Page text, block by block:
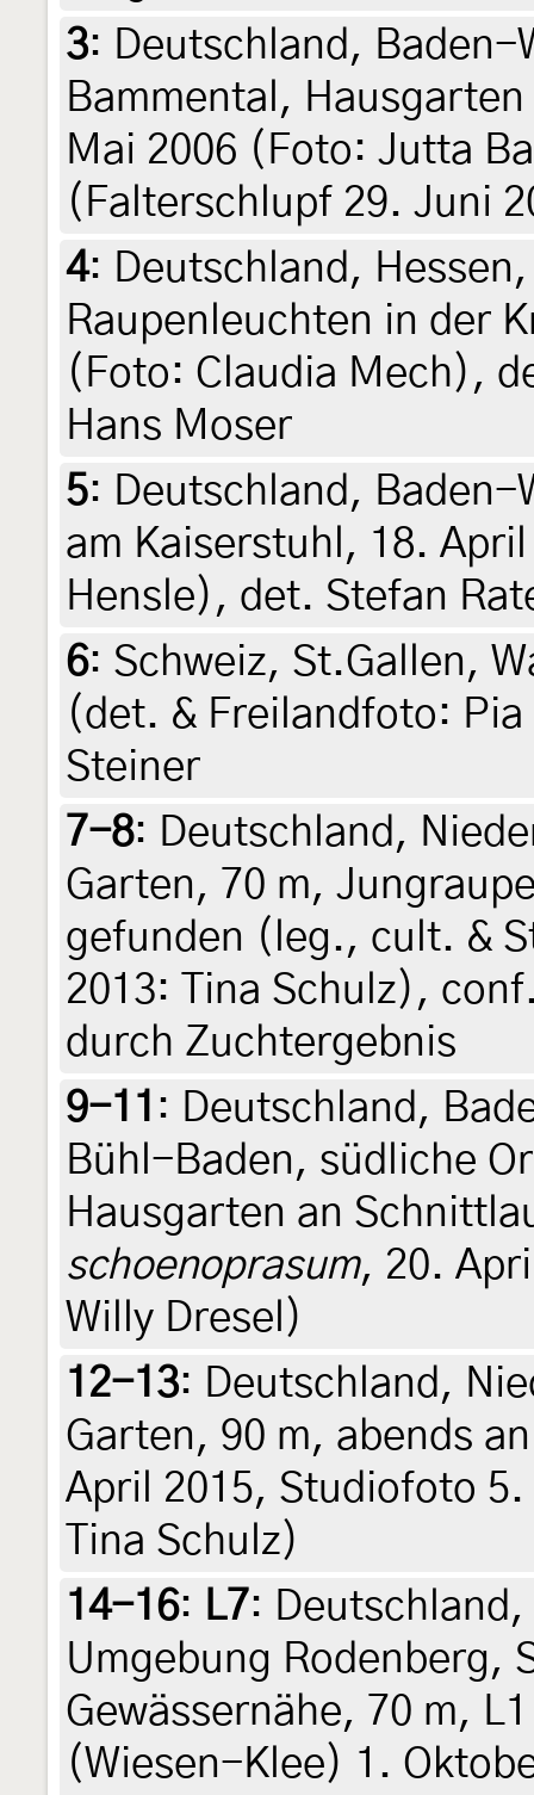
3: Deutschland,
Bammental,
Mai 2006 (Foto: Jutta
(Falterschlupf 29. Juni
4: Deutschland,
Raupenleuchten in der
(Foto: Claudia Mech),
Hans Moser
5: Deutschland,
am Kaiserstuhl, 18.
Hensle), det. Stefan
6: Schweiz, St.Gallen,
(det. & Freilandfoto:
Steiner
7-8: Deutschland,
Garten, 70 m,
gefunden (leg., cult. &
2013: Tina Schulz),
durch Zuchtergebnis
9-11 : Deutschland,
Bühl-Baden, südliche
Hausgarten an
schoenoprasum, 20.
Willy Dresel)
12-13: Deutschland,
Garten, 90 m, abends
April 2015, Studiofoto
Tina Schulz)
14-16: L7:
Umgebung Rodenberg,
Gewässernähe, 70 m,
(Wiesen-Klee) 1.